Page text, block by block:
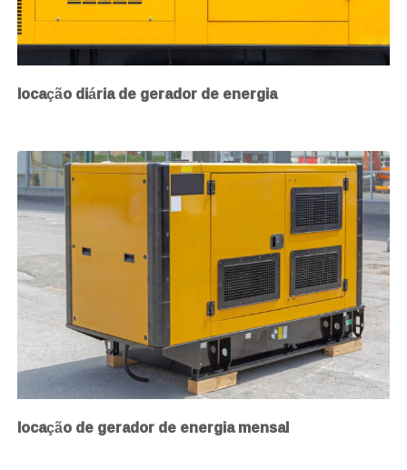
locação diária de gerador de energia
locação de gerador de energia mensal